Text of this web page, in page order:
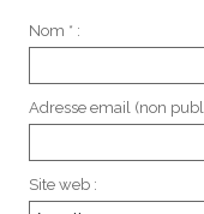
Nom * :
Adresse email (non
Site web :